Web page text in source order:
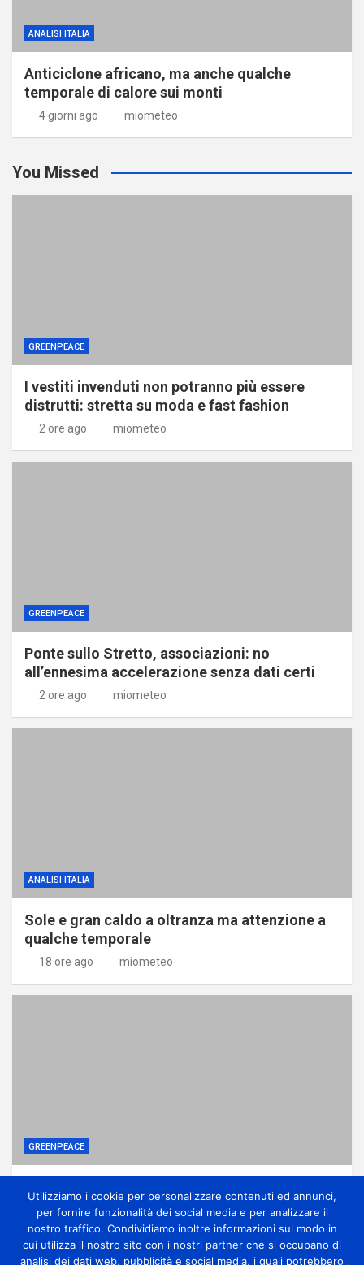
ANALISI ITALIA
Anticiclone africano, ma anche qualche
temporale di calore sui monti
4 giorni ago miometeo
You Missed
GREENPEACE
I vestiti invenduti non potranno più essere
distrutti: stretta su moda e fast fashion
2 ore ago miometeo
GREENPEACE
Ponte sullo Stretto, associazioni: no
all’ennesima accelerazione senza dati certi
2 ore ago miometeo
ANALISI ITALIA
Sole e gran caldo a oltranza ma attenzione a
qualche temporale
18 ore ago miometeo
GREENPEACE
contro la crisi climatica
1 giorno ago miometeo
Utilizziamo i cookie per personalizzare contenuti ed annunci,
per fornire funzionalità dei social media e per analizzare il
nostro traffico. Condividiamo inoltre informazioni sul modo in
cui utilizza il nostro sito con i nostri partner che si occupano di
analisi dei dati web, pubblicità e social media, i quali potrebbero